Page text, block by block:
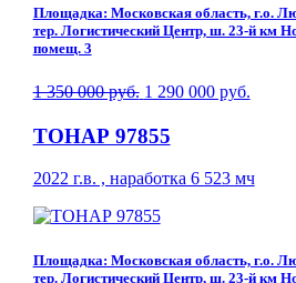
Площадка: Московская область, г.о.
тер. Логистический Центр, ш. 23-й км
помещ. 3
1 350 000 руб. 1 290 000 руб.
ТОНАР 97855
2022 г.в. , наработка 6 523 мч
Площадка: Московская область, г.о.
тер. Логистический Центр, ш. 23-й км